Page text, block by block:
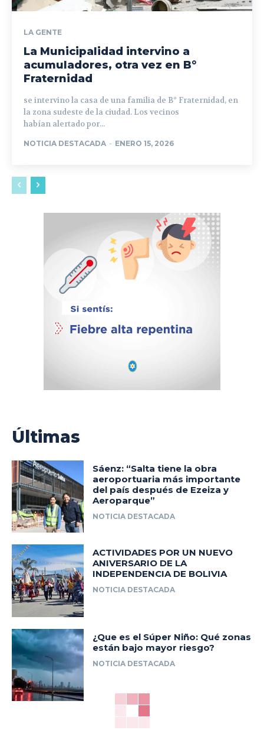
LA GENTE
La Municipalidad intervino a
acumuladores, otra vez en B°
Fraternidad
se intervino la casa de una familia de B° Fraternidad, en
la zona sudeste de la ciudad. Los vecinos
habían alertado por...
NOTICIA DESTACADA - ENERO 15, 2026
Últimas
Sáenz: “Salta tiene la obra
aeroportuaria más importante
del país después de Ezeiza y
Aeroparque”
NOTICIA DESTACADA
ACTIVIDADES POR UN NUEVO
ANIVERSARIO DE LA
INDEPENDENCIA DE BOLIVIA
NOTICIA DESTACADA
¿Que es el Súper Niño: Qué zonas
están bajo mayor riesgo?
NOTICIA DESTACADA